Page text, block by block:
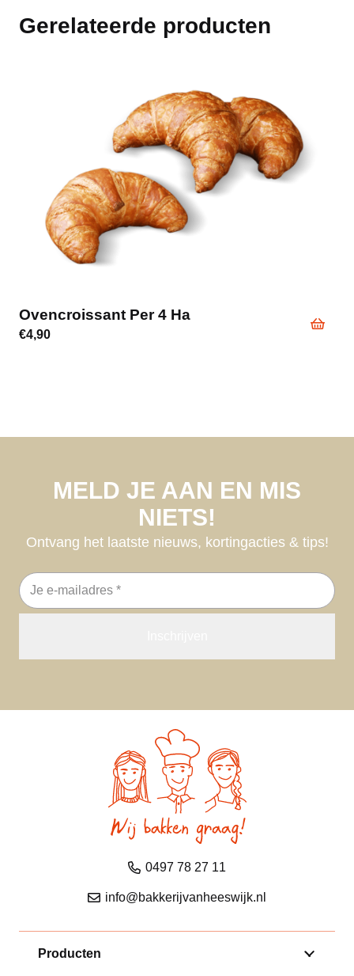
Gerelateerde producten
Ovencroissant Per 4 Ha
€4,90
MELD JE AAN EN MIS
NIETS!
Ontvang het laatste nieuws, kortingacties & tips!
E-
mailadres
0497 78 27 11
info@bakkerijvanheeswijk.nl
Producten